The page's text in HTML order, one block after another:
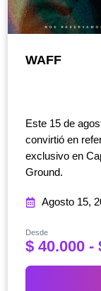
WAFF
Este 15 de
convirtió en
exclusivo en
Ground.
Agosto 15,
Desde
$40.000 -